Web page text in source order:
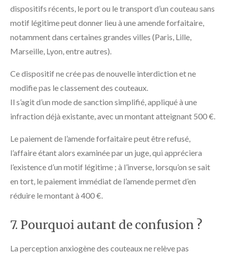
dispositifs récents, le port ou le transport d’un couteau sans
motif légitime peut donner lieu à une amende forfaitaire,
notamment dans certaines grandes villes (Paris, Lille,
Marseille, Lyon, entre autres).
Ce dispositif ne crée pas de nouvelle interdiction et ne
modifie pas le classement des couteaux.
Il s’agit d’un mode de sanction simplifié, appliqué à une
infraction déjà existante, avec un montant atteignant 500 €.
Le paiement de l’amende forfaitaire peut être refusé,
l’affaire étant alors examinée par un juge, qui appréciera
l’existence d’un motif légitime ; à l’inverse, lorsqu’on se sait
en tort, le paiement immédiat de l’amende permet d’en
réduire le montant à 400 €.
7. Pourquoi autant de confusion ?
La perception anxiogène des couteaux ne relève pas